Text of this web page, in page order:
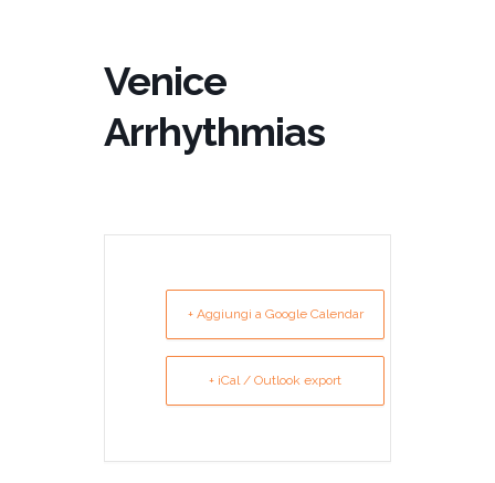
Venice
Arrhythmias
+ Aggiungi a Google Calendar
+ iCal / Outlook export